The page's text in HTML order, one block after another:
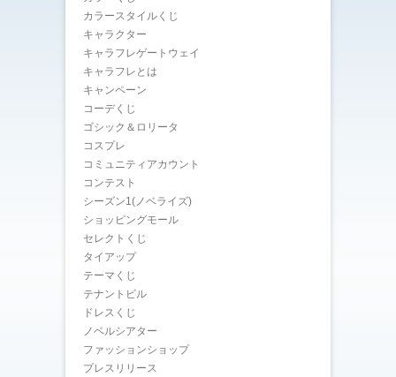
カラースタイルくじ
キャラクター
キャラフレゲートウェイ
キャラフレとは
キャンペーン
コーデくじ
ゴシック＆ロリータ
コスプレ
コミュニティアカウント
コンテスト
シーズン1(ノベライズ)
ショッピングモール
セレクトくじ
タイアップ
テーマくじ
テナントビル
ドレスくじ
ノベルシアター
ファッションショップ
プレスリリース